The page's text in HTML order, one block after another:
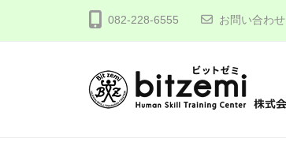
082-228-6555 お問い合わせ
式
会
ビ
ッ